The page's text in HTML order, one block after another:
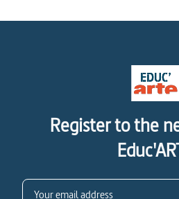
Register to the